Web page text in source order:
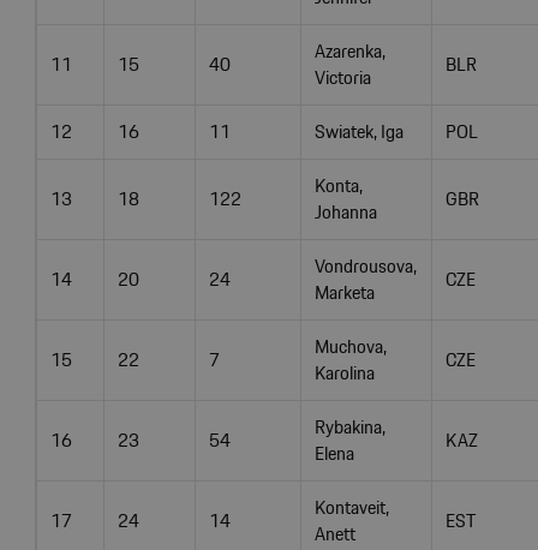
11 15 40
Azarenka,
Victoria
BLR
12 16 11 Swiatek, Iga POL
13 18 122
Konta,
Johanna
GBR
14 20 24
Vondrousova,
Marketa
CZE
15 22 7
Muchova,
Karolina
CZE
16 23 54
Rybakina,
Elena
KAZ
17 24 14
Kontaveit,
Anett
EST